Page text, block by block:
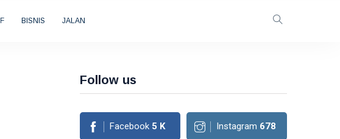
BISNIS JALAN
Follow us
Facebook 5 K Instagram 678